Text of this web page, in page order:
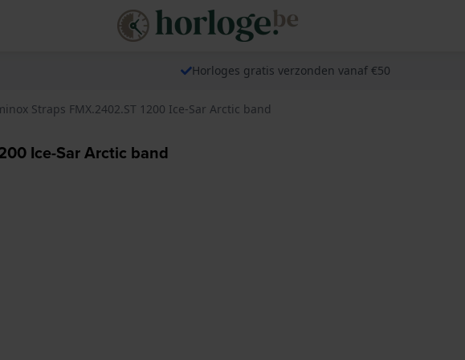
Horloges gratis verzonden vanaf €50
Straps FMX.2402.ST 1200 Ice-Sar Arctic band
Ice-Sar Arctic band